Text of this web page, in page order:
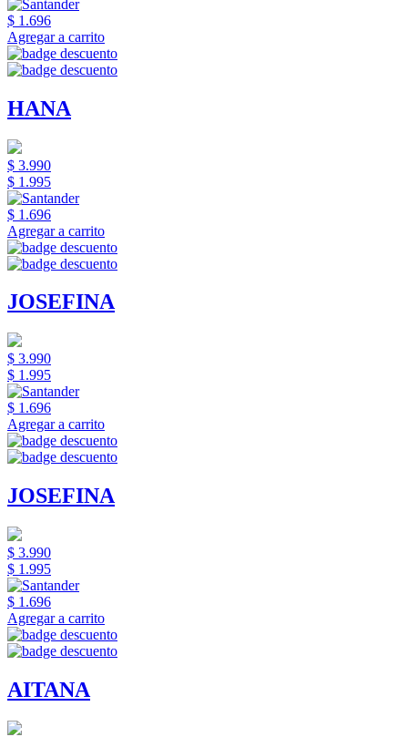
$ 1.696
Agregar a carrito
HANA
$ 3.990
$ 1.995
$ 1.696
Agregar a carrito
JOSEFINA
$ 3.990
$ 1.995
$ 1.696
Agregar a carrito
JOSEFINA
$ 3.990
$ 1.995
$ 1.696
Agregar a carrito
AITANA